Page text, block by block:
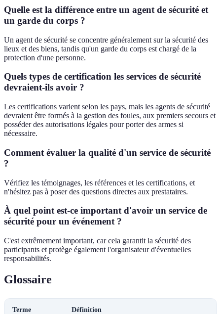
Quelle est la différence entre un agent de sécurité et
un garde du corps ?
Un agent de sécurité se concentre généralement sur la sécurité des
lieux et des biens, tandis qu'un garde du corps est chargé de la
protection d'une personne.
Quels types de certification les services de sécurité
devraient-ils avoir ?
Les certifications varient selon les pays, mais les agents de sécurité
devraient être formés à la gestion des foules, aux premiers secours et
posséder des autorisations légales pour porter des armes si
nécessaire.
Comment évaluer la qualité d'un service de sécurité
?
Vérifiez les témoignages, les références et les certifications, et
n'hésitez pas à poser des questions directes aux prestataires.
À quel point est-ce important d'avoir un service de
sécurité pour un événement ?
C'est extrêmement important, car cela garantit la sécurité des
participants et protège également l'organisateur d'éventuelles
responsabilités.
Glossaire
Terme Définition